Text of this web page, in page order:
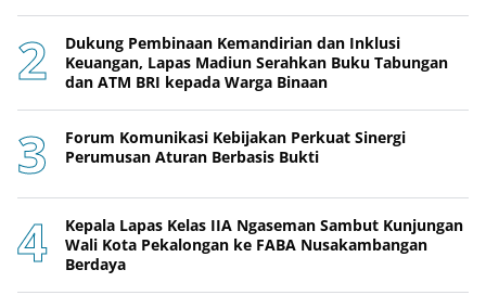
Dukung Pembinaan Kemandirian dan Inklusi
Keuangan, Lapas Madiun Serahkan Buku Tabungan
dan ATM BRI kepada Warga Binaan
Forum Komunikasi Kebijakan Perkuat Sinergi
Perumusan Aturan Berbasis Bukti
Kepala Lapas Kelas IIA Ngaseman Sambut Kunjungan
Wali Kota Pekalongan ke FABA Nusakambangan
Berdaya